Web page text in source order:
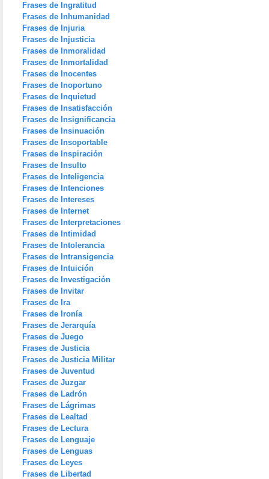
Frases de Ingratitud
Frases de Inhumanidad
Frases de Injuria
Frases de Injusticia
Frases de Inmoralidad
Frases de Inmortalidad
Frases de Inocentes
Frases de Inoportuno
Frases de Inquietud
Frases de Insatisfacción
Frases de Insignificancia
Frases de Insinuación
Frases de Insoportable
Frases de Inspiración
Frases de Insulto
Frases de Inteligencia
Frases de Intenciones
Frases de Intereses
Frases de Internet
Frases de Interpretaciones
Frases de Intimidad
Frases de Intolerancia
Frases de Intransigencia
Frases de Intuición
Frases de Investigación
Frases de Invitar
Frases de Ira
Frases de Ironía
Frases de Jerarquía
Frases de Juego
Frases de Justicia
Frases de Justicia Militar
Frases de Juventud
Frases de Juzgar
Frases de Ladrón
Frases de Lágrimas
Frases de Lealtad
Frases de Lectura
Frases de Lenguaje
Frases de Lenguas
Frases de Leyes
Frases de Libertad